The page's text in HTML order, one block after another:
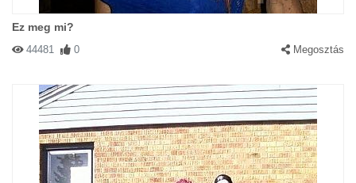
Ez meg mi?
44481 0 Megosztás